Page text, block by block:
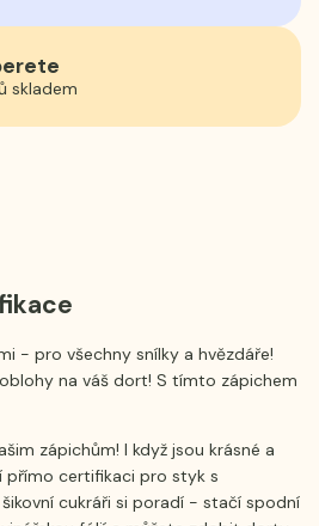
skladem
- pro všechny snílky a hvězdáře!
na váš dort! S tímto zápichem
zápichům! I když jsou krásné a
přímo certifikaci pro styk s
cukráři si poradí - stačí spodní